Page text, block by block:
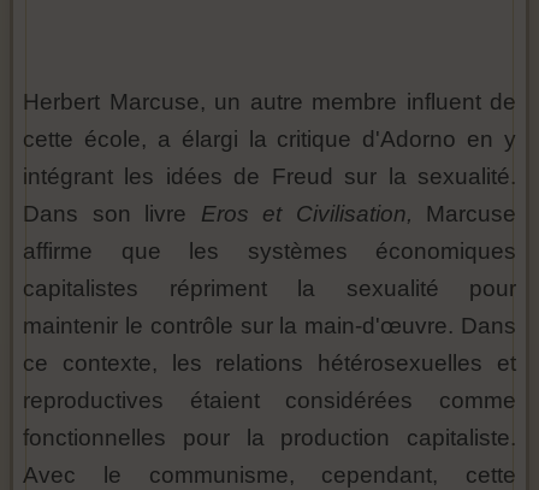
Herbert Marcuse, un autre membre influent de
cette école, a élargi la critique d'Adorno en y
intégrant les idées de Freud sur la sexualité.
Dans son livre Eros et Civilisation, Marcuse
affirme que les systèmes économiques
capitalistes répriment la sexualité pour
maintenir le contrôle sur la main-d'œuvre. Dans
ce contexte, les relations hétérosexuelles et
reproductives étaient considérées comme
fonctionnelles pour la production capitaliste.
Avec le communisme, cependant, cette